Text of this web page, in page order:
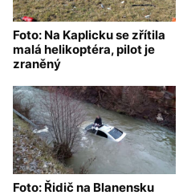
Foto: Na Kaplicku se zřítila
malá helikoptéra, pilot je
zraněný
Foto: Řidič na Blanensku